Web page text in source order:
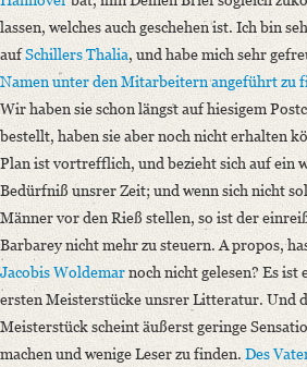
lassen, welches auch geschehen ist. Ich bin
aufSchillersThalia, und habe mich sehr
Namen unter den Mitarbeitern angeführt zu
Wir haben sie schon längst auf hiesigem
bestellt, haben sie aber noch nicht erhalten
Plan ist vortrefflich, und bezieht sich auf ein
Bedürfniß unsrer Zeit; und wenn sich nicht
Männer vor den Rieß stellen, so ist der
Barbarey nicht mehr zu steuern. A propos,
JacobisWoldemarnoch nicht gelesen? Es ist
ersten Meisterstücke unsrer Litteratur. Und
Meisterstück scheint äußerst geringe
machen und wenige Leser zu finden. Des